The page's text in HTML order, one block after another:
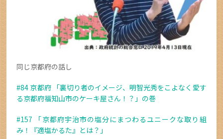
同じ京都府の話し
#84 京都府 「裏切り者のイメージ、明智光秀をこよなく愛す
る京都府福知山市のケーキ屋さん！？」の巻
#157 「京都府宇治市の塩分にまつわるユニークな取り組
み！『適塩かるた』とは？」